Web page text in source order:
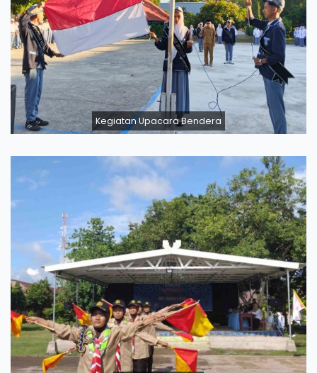
Kegiatan Upacara Bendera